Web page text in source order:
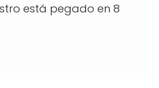
está pegado en 8